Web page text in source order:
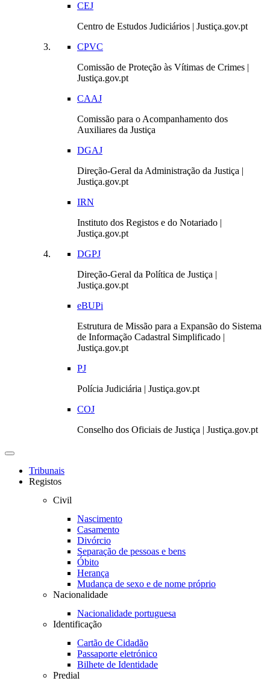
CEJ
Centro de Estudos Judiciários | Justiça.gov.pt
CPVC
Comissão de Proteção às Vítimas de Crimes |
Justiça.gov.pt
CAAJ
Comissão para o Acompanhamento dos
Auxiliares da Justiça
DGAJ
Direção-Geral da Administração da Justiça |
Justiça.gov.pt
IRN
Instituto dos Registos e do Notariado |
Justiça.gov.pt
DGPJ
Direção-Geral da Política de Justiça |
Justiça.gov.pt
eBUPi
Estrutura de Missão para a Expansão do Sistema
de Informação Cadastral Simplificado |
Justiça.gov.pt
PJ
Polícia Judiciária | Justiça.gov.pt
COJ
Conselho dos Oficiais de Justiça | Justiça.gov.pt
Toggle
navigationTribunais
Registos
Civil
Nascimento
Casamento
Divórcio
Separação de pessoas e bens
Óbito
Herança
Mudança de sexo e de nome próprio
Nacionalidade
Nacionalidade portuguesa
Identificação
Cartão de Cidadão
Passaporte eletrónico
Bilhete de Identidade
Predial